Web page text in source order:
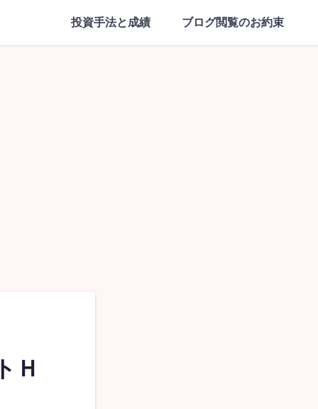
投資手法と成績 ブログ閲覧のお約束
Ｈ